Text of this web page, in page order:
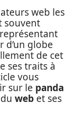
web les
souvent
d’un globe
de cet
ses traits à
vous
sur le panda
web et ses